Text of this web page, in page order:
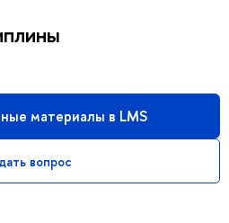
материалы в LMS
вопрос